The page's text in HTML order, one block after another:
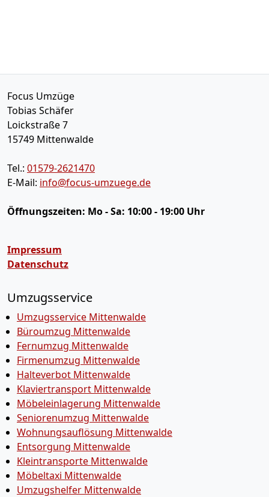
Focus Umzüge
Tobias Schäfer
Loickstraße 7
15749 Mittenwalde
Tel.: 01579-2621470
E-Mail: info@focus-umzuege.de
Öffnungszeiten: Mo - Sa: 10:00 - 19:00 Uhr
Impressum
Datenschutz
Umzugsservice
Umzugsservice Mittenwalde
Büroumzug Mittenwalde
Fernumzug Mittenwalde
Firmenumzug Mittenwalde
Halteverbot Mittenwalde
Klaviertransport Mittenwalde
Möbeleinlagerung Mittenwalde
Seniorenumzug Mittenwalde
Wohnungsauflösung Mittenwalde
Entsorgung Mittenwalde
Kleintransporte Mittenwalde
Möbeltaxi Mittenwalde
Umzugshelfer Mittenwalde